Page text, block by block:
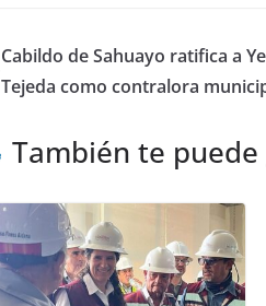
Cabildo de Sahuayo ratifica a
Tejeda como contralora
También te